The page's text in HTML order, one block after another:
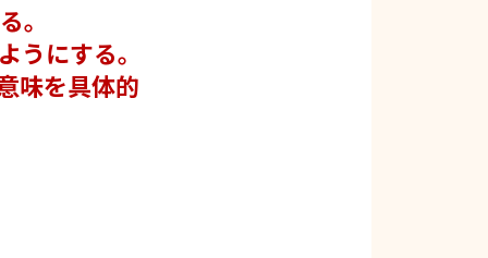
。
うにする。
味を具体的